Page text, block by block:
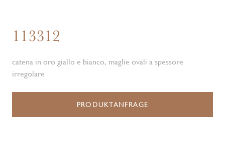
113312
catena in oro giallo e bianco, maglie ovali a spessore
irregolare
PRODUKTANFRAGE